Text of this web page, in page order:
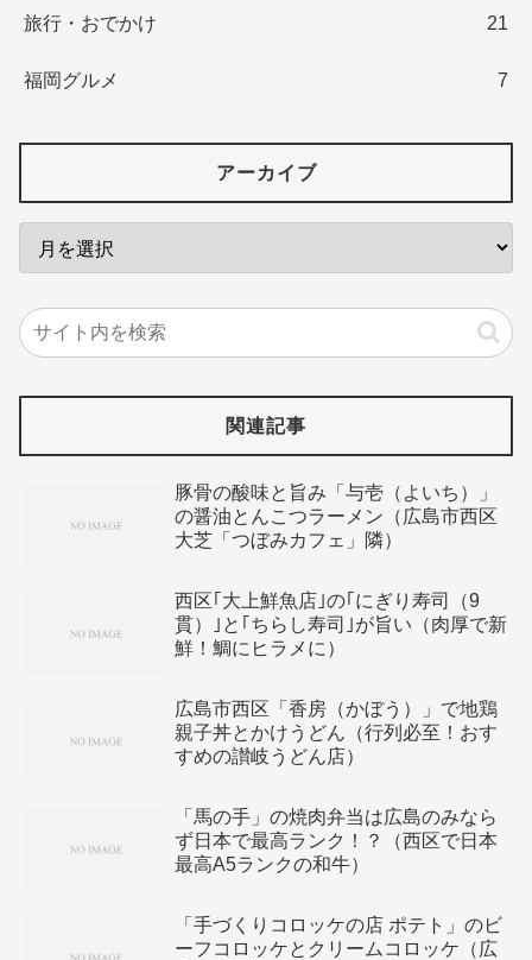
旅行・おでかけ 21
福岡グルメ 7
アーカイブ
関連記事
豚骨の酸味と旨み「与壱（よいち）」
の醤油とんこつラーメン（広島市西区
大芝「つぼみカフェ」隣）
西区｢大上鮮魚店｣の｢にぎり寿司（9
貫）｣と｢ちらし寿司｣が旨い（肉厚で新
鮮！鯛にヒラメに）
広島市西区「香房（かぼう）」で地鶏
親子丼とかけうどん（行列必至！おす
すめの讃岐うどん店）
「馬の手」の焼肉弁当は広島のみなら
ず日本で最高ランク！？（西区で日本
最高A5ランクの和牛）
「手づくりコロッケの店 ポテト」のビ
ーフコロッケとクリームコロッケ（広